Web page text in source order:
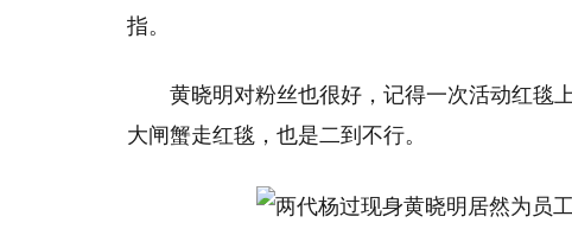
指。
黄晓明对粉丝也很好，记得一次活动红毯
大闸蟹走红毯，也是二到不行。